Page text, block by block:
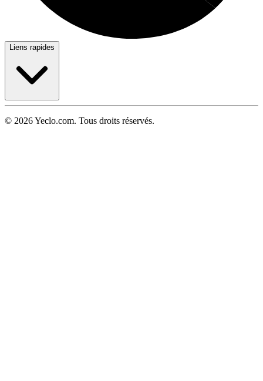
Liens rapides
© 2026 Yeclo.com. Tous droits réservés.